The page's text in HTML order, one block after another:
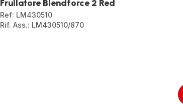
Frullatore Blendforce 2 Red
Ref: LM430510
Rif. Ass.: LM430510/870